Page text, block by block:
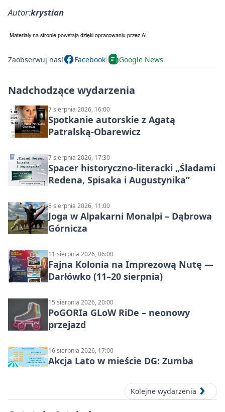
Autor:krystian
Zaobserwuj nas! Facebook Google News
Nadchodzące wydarzenia
7 sierpnia 2026, 16:00
Spotkanie autorskie z Agatą
Patralską-Obarewicz
7 sierpnia 2026, 17:30
Spacer historyczno-literacki „Śladami
Redena, Spisaka i Augustynika”
8 sierpnia 2026, 11:00
Joga w Alpakarni Monalpi – Dąbrowa
Górnicza
11 sierpnia 2026, 06:00
Fajna Kolonia na Imprezową Nutę —
Darłówko (11–20 sierpnia)
15 sierpnia 2026, 20:00
PoGORIa GLoW RiDe – neonowy
przejazd
16 sierpnia 2026, 17:00
Akcja Lato w mieście DG: Zumba
Kolejne wydarzenia